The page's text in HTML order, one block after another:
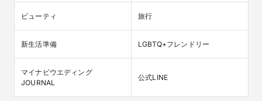
ビューティ 旅行
新生活準備 LGBTQ+フレンドリー
マイナビウエディング
JOURNAL
公式LINE